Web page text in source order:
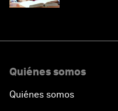
Quiénes somos
Quiénes somos